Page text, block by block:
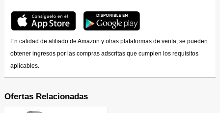
En calidad de afiliado de Amazon y otras plataformas de venta, se pueden
obtener ingresos por las compras adscritas que cumplen los requisitos
aplicables.
Ofertas Relacionadas